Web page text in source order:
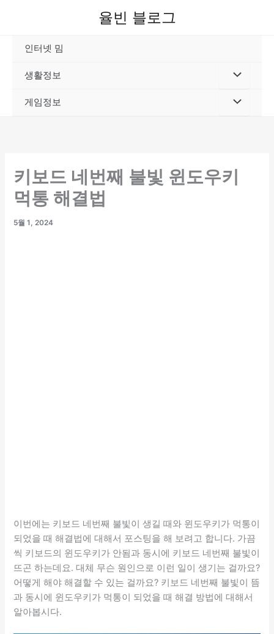
율빈 블로그
인터넷 밈
생활정보
게임정보
키보드 네번째 불빛 윈도우키
먹통 해결법
5월 1, 2024
이번에는 키보드 네번째 불빛이 생길 때와 윈도우키가 먹통이
되었을 때 해결법에 대해서 포스팅을 해 보려고 합니다. 가끔
씩 키보드의 윈도우키가 안됨과 동시에 키보드 네번째 불빛이
뜨곤 하는데요. 대체 무슨 원인으로 이런 일이 생기는 걸까요?
어떻게 해야 해결할 수 있는 걸까요? 키보드 네번째 불빛이 뜸
과 동시에 윈도우키가 먹통이 되었을 때 해결 방법에 대해서
알아봅시다.